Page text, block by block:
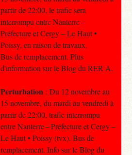
partir de 22:00, le trafic sera
interrompu entre Nanterre –
Préfecture et Cergy – Le Haut •
Poissy, en raison de travaux.
Bus de remplacement. Plus
d'information sur le Blog du RER A.
Perturbation : Du 12 novembre au
15 novembre, du mardi au vendredi à
partir de 22:00, trafic interrompu
entre Nanterre – Préfecture et Cergy –
Le Haut • Poissy (tvx). Bus de
remplacement. Info sur le Blog du